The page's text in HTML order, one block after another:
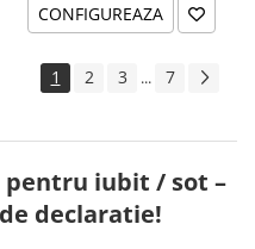
CONFIGUREAZA
1 2 3 ... 7
pentru iubit / sot –
declaratie!